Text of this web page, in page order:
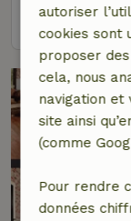
autoriser
cookies sont
proposer
cela, nous
navigation et
site ainsi
(comme
Pour rendre
données